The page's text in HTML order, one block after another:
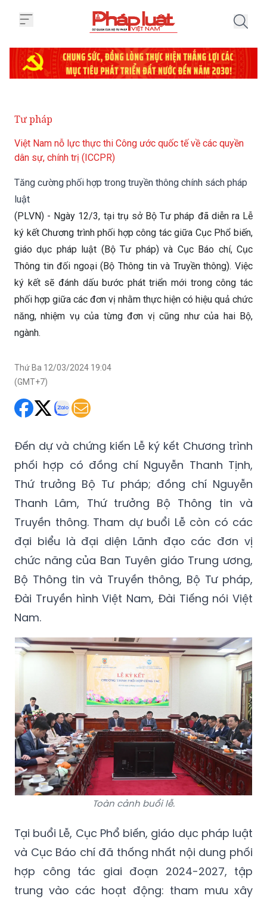
Việt Nam nỗ lực thực thi Công ước quốc tế về các quyền
dân sự, chính trị (ICCPR)
Tăng cường phối hợp trong truyền thông chính sách pháp
(PLVN) - Ngày 12/3, tại trụ sở Bộ Tư pháp đã diễn ra Lễ
ký kết Chương trình phối hợp công tác giữa Cục Phổ biến,
giáo dục pháp luật (Bộ Tư pháp) và Cục Báo chí, Cục
Thông tin đối ngoại (Bộ Thông tin và Truyền thông). Việc
ký kết sẽ đánh dấu bước phát triển mới trong công tác
phối hợp giữa các đơn vị nhằm thực hiện có hiệu quả chức
năng, nhiệm vụ của từng đơn vị cũng như của hai Bộ,
ngành.
Thứ Ba 12/03/2024 19:04
Đến dự và chứng kiến Lễ ký kết Chương trình
Thứ trưởng Bộ Tư pháp; đồng chí Nguyễn
Thanh Lâm, Thứ trưởng Bộ Thông tin và
Truyền thông. Tham dự buổi Lễ còn có các
đại biểu là đại diện Lãnh đạo các đơn vị
chức năng của Ban Tuyên giáo Trung ương,
Bộ Thông tin và Truyền thông, Bộ Tư pháp,
Đài Truyền hình Việt Nam, Đài Tiếng nói Việt
Nam.
Toàn cảnh buổi lễ.
Tại buổi Lễ, Cục Phổ biến, giáo dục pháp luật
hợp công tác giai đoạn 2024-2027, tập
trung vào các hoạt động: tham mưu xây
dựng văn bản quy phạm pháp luật, đề án,